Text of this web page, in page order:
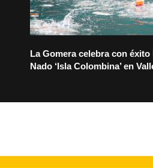
La Gomera celebra con éxito
Nado ‘Isla Colombina’ en